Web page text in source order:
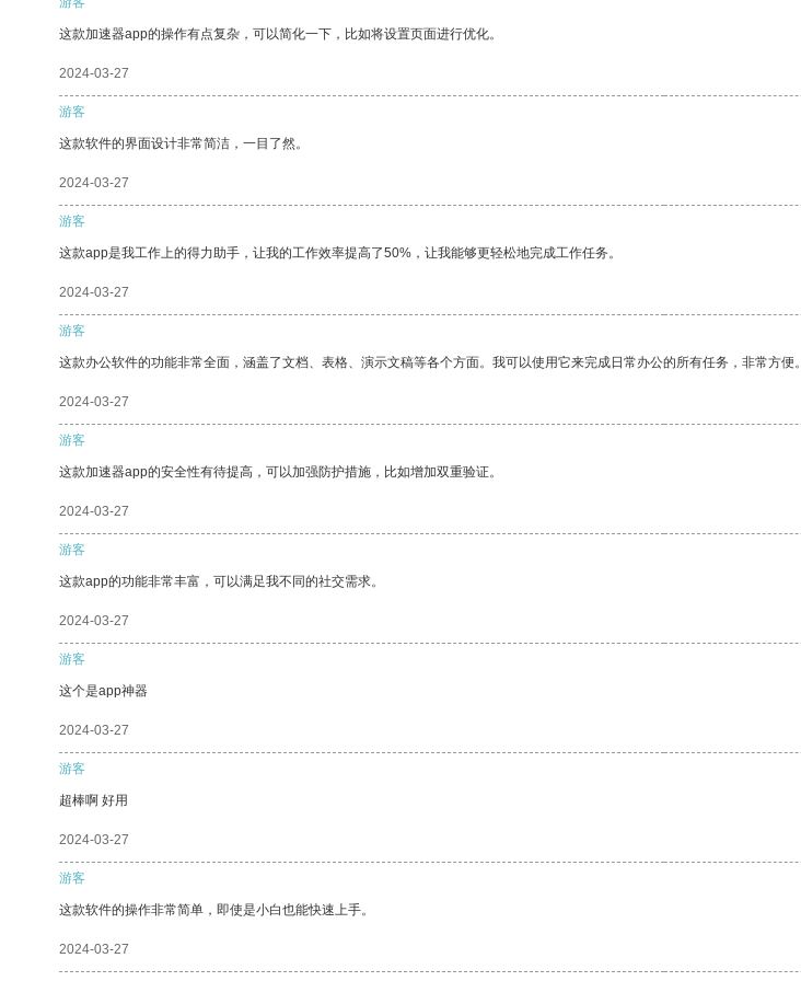
这款加速器app的操作有点复杂，可以简化一下，比如将设置页面进行优化。
2024-03-27
游客
这款软件的界面设计非常简洁，一目了然。
2024-03-27
游客
这款app是我工作上的得力助手，让我的工作效率提高了50%，让我能够更轻松地完成工作任务。
2024-03-27
游客
这款办公软件的功能非常全面，涵盖了文档、表格、演示文稿等各个方面。我可以使用它来完成日常办公的所有任务，非常方便。
2024-03-27
游客
这款加速器app的安全性有待提高，可以加强防护措施，比如增加双重验证。
2024-03-27
游客
这款app的功能非常丰富，可以满足我不同的社交需求。
2024-03-27
游客
这个是app神器
2024-03-27
游客
超棒啊 好用
2024-03-27
游客
这款软件的操作非常简单，即使是小白也能快速上手。
2024-03-27